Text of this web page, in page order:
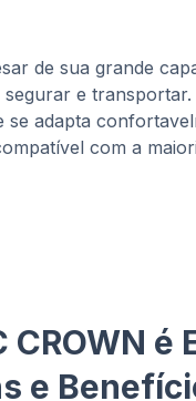
de sua grande
e
adapta
com a
CROWN é
e